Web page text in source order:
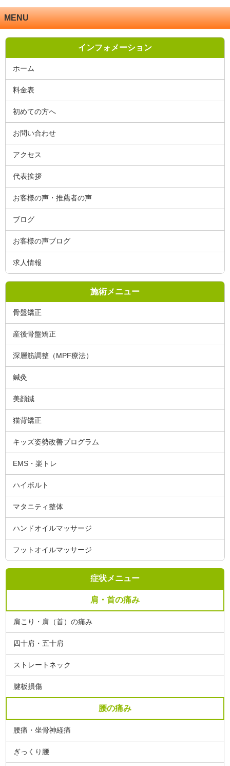
MENU
インフォメーション
ホーム
料金表
初めての方へ
お問い合わせ
アクセス
代表挨拶
お客様の声・推薦者の声
ブログ
お客様の声ブログ
求人情報
施術メニュー
骨盤矯正
産後骨盤矯正
深層筋調整（MPF療法）
鍼灸
美顔鍼
猫背矯正
キッズ姿勢改善プログラム
EMS・楽トレ
ハイボルト
マタニティ整体
ハンドオイルマッサージ
フットオイルマッサージ
症状メニュー
肩・首の痛み
肩こり・肩（首）の痛み
四十肩・五十肩
ストレートネック
腱板損傷
腰の痛み
腰痛・坐骨神経痛
ぎっくり腰